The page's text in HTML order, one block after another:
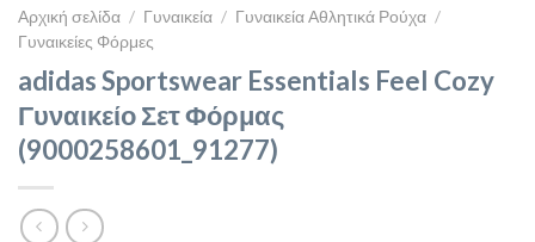
Αρχική σελίδα / Γυναικεία / Γυναικεία Αθλητικά Ρούχα /
Γυναικείες Φόρμες
adidas Sportswear Essentials Feel Cozy
Γυναικείο Σετ Φόρμας
(9000258601_91277)